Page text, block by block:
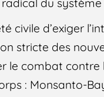
civile d’exiger
stricte des
le combat contre
: Monsanto-